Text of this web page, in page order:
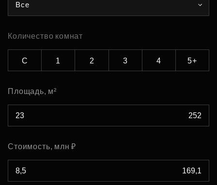
Все
Количество комнат
С 1 2 3 4 5+
Площадь, м²
Стоимость, млн ₽